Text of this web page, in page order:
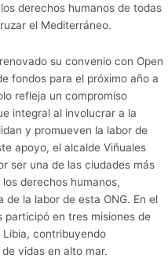
derechos humanos de todas
el Mediterráneo.
su convenio con Open
fondos para el próximo año a
refleja un compromiso
integral al involucrar a la
y promueven la labor de
apoyo, el alcalde Viñuales
ser una de las ciudades más
derechos humanos,
la labor de esta ONG. En el
participó en tres misiones de
contribuyendo
vidas en alto mar.